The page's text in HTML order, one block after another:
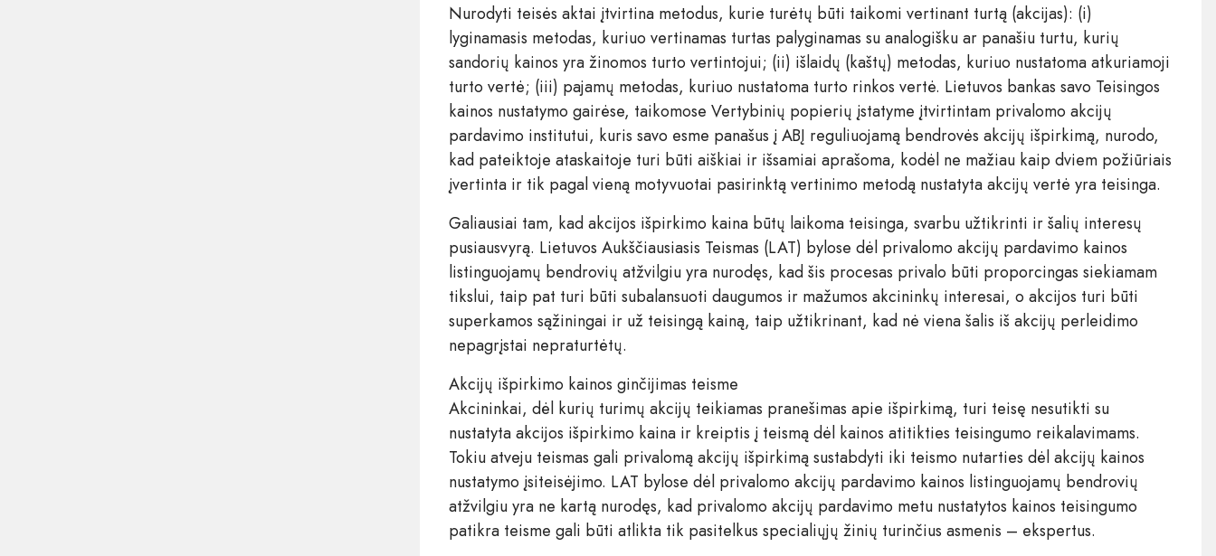
Nurodyti teisės aktai įtvirtina metodus, kurie turėtų būti taikomi vertinant turtą (akcijas): (i)
lyginamasis metodas, kuriuo vertinamas turtas palyginamas su analogišku ar panašiu turtu, kurių
sandorių kainos yra žinomos turto vertintojui; (ii) išlaidų (kaštų) metodas, kuriuo nustatoma atkuriamoji
turto vertė; (iii) pajamų metodas, kuriuo nustatoma turto rinkos vertė. Lietuvos bankas savo Teisingos
kainos nustatymo gairėse, taikomose Vertybinių popierių įstatyme įtvirtintam privalomo akcijų
pardavimo institutui, kuris savo esme panašus į ABĮ reguliuojamą bendrovės akcijų išpirkimą, nurodo,
kad pateiktoje ataskaitoje turi būti aiškiai ir išsamiai aprašoma, kodėl ne mažiau kaip dviem požiūriais
įvertinta ir tik pagal vieną motyvuotai pasirinktą vertinimo metodą nustatyta akcijų vertė yra teisinga.
Galiausiai tam, kad akcijos išpirkimo kaina būtų laikoma teisinga, svarbu užtikrinti ir šalių interesų
pusiausvyrą. Lietuvos Aukščiausiasis Teismas (LAT) bylose dėl privalomo akcijų pardavimo kainos
listinguojamų bendrovių atžvilgiu yra nurodęs, kad šis procesas privalo būti proporcingas siekiamam
tikslui, taip pat turi būti subalansuoti daugumos ir mažumos akcininkų interesai, o akcijos turi būti
superkamos sąžiningai ir už teisingą kainą, taip užtikrinant, kad nė viena šalis iš akcijų perleidimo
nepagrįstai nepraturtėtų.
Akcijų išpirkimo kainos ginčijimas teisme
Akcininkai, dėl kurių turimų akcijų teikiamas pranešimas apie išpirkimą, turi teisę nesutikti su
nustatyta akcijos išpirkimo kaina ir kreiptis į teismą dėl kainos atitikties teisingumo reikalavimams.
Tokiu atveju teismas gali privalomą akcijų išpirkimą sustabdyti iki teismo nutarties dėl akcijų kainos
nustatymo įsiteisėjimo. LAT bylose dėl privalomo akcijų pardavimo kainos listinguojamų bendrovių
atžvilgiu yra ne kartą nurodęs, kad privalomo akcijų pardavimo metu nustatytos kainos teisingumo
patikra teisme gali būti atlikta tik pasitelkus specialiųjų žinių turinčius asmenis – ekspertus.